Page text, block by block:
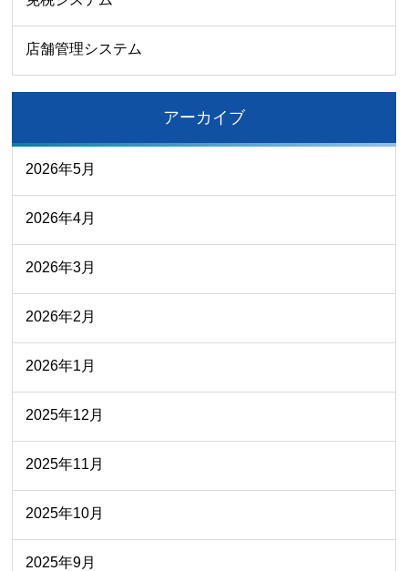
店舗管理システム
アーカイブ
2026年5月
2026年4月
2026年3月
2026年2月
2026年1月
2025年12月
2025年11月
2025年10月
2025年9月